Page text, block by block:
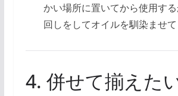
かい場所に置いてから使用す
回しをしてオイルを馴染ませて
4. 併せて揃えた